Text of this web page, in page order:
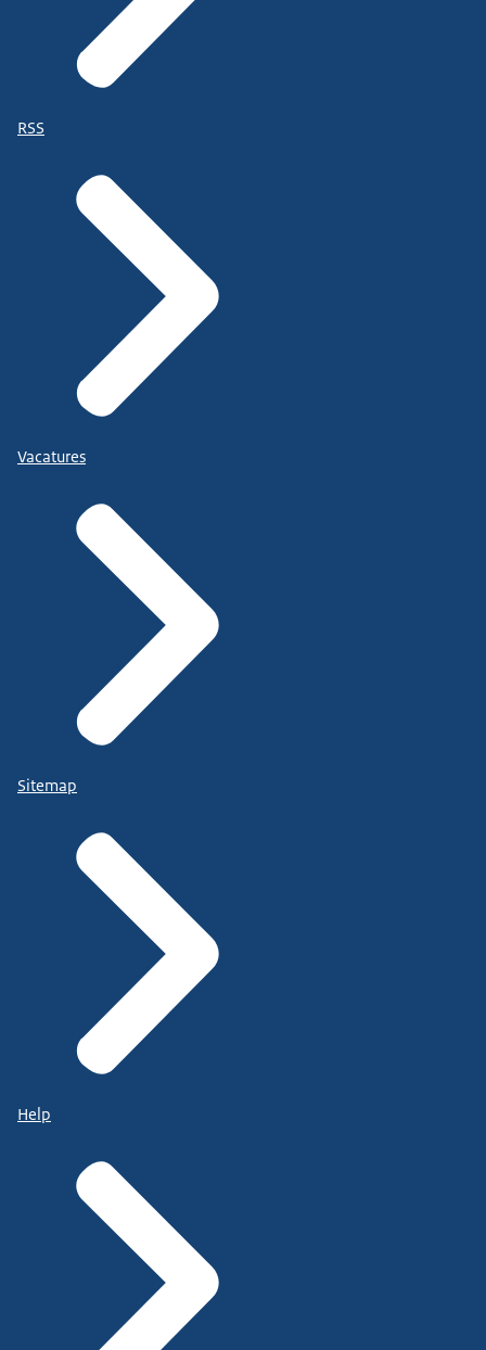
RSS
Vacatures
Sitemap
Help